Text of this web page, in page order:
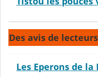
Des avis de lecteurs
Les Eperons de la